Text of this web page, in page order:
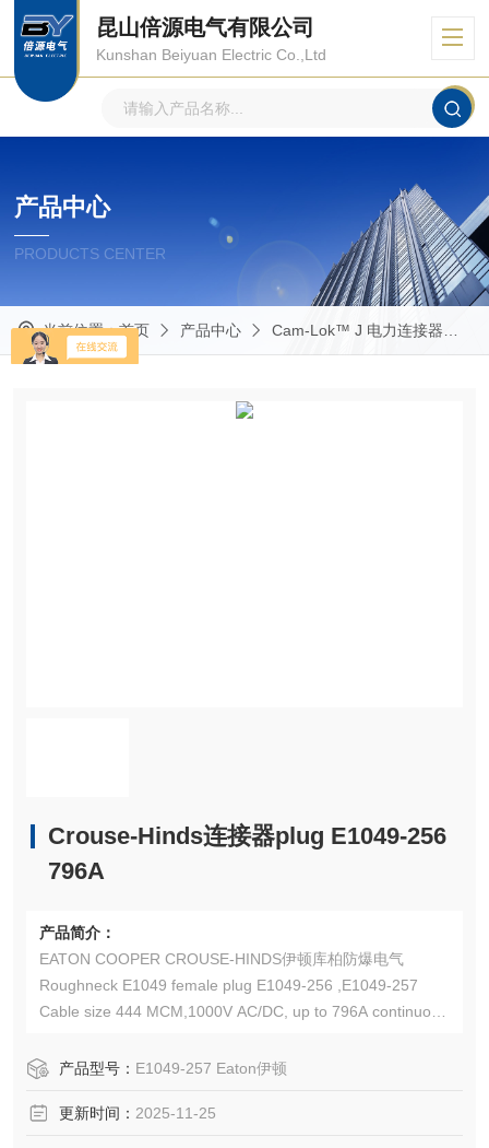
昆山倍源电气有限公司
Kunshan Beiyuan Electric Co.,Ltd
产品中心
PRODUCTS CENTER
当前位置：首页 产品中心 Cam-Lok™ J 电力连接器
Crouse-Hinds连接器plug E1049-256
796A
产品简介：
EATON COOPER CROUSE-HINDS伊顿库柏防爆电气
Roughneck E1049 female plug E1049-256 ,E1049-257
Cable size 444 MCM,1000V AC/DC, up to 796A continuous
td
产品型号： E1049-257 Eaton伊顿
更新时间： 2025-11-25